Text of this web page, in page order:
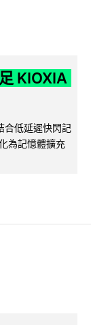
KIOXIA
合低延遲快閃記
為記憶體擴充